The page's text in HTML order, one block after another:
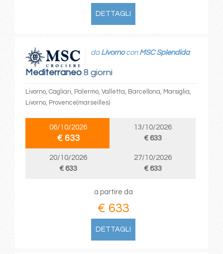
DETTAGLI
Mediterraneo8 giorni
da Livornocon MSC Splendida
Livorno, Cagliari, Palermo, Valletta, Barcellona, Marsiglia,
Livorno, Provence(marseilles)
06/10/2026
€ 633
13/10/2026
€ 633
20/10/2026
€ 633
27/10/2026
€ 633
a partire da
€ 633
DETTAGLI